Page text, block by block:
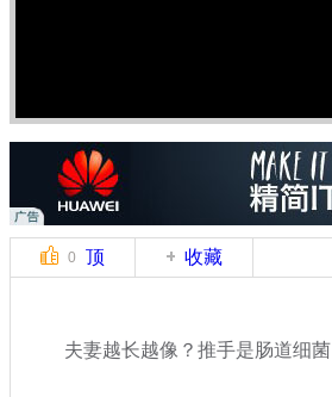
0 顶 收藏
夫妻越长越像？推手是肠道细菌